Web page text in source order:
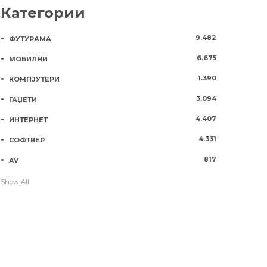
Категории
ФУТУРАМА 9.482
МОБИЛНИ 6.675
КОМПЈУТЕРИ 1.390
ГАЏЕТИ 3.094
ИНТЕРНЕТ 4.407
СОФТВЕР 4.331
AV 817
Show All